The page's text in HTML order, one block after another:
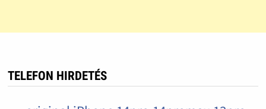
TELEFON HIRDETÉS